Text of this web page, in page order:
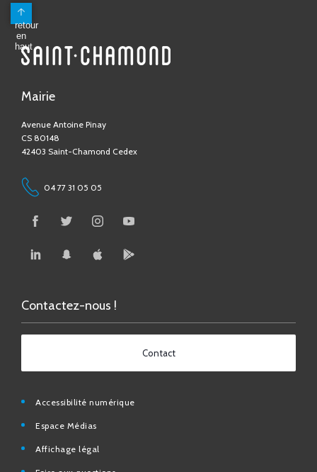
Mairie
Avenue Antoine Pinay
04 77 31 05 05
Contact
Accessibilité numérique